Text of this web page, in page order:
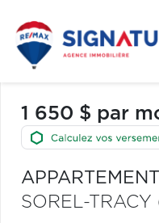
1 650 $ par
SOREL-TRACY